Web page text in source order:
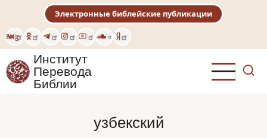
основному
содержанию
Eng
Электронные библейские публикации
Институт
Перевода
Библии
узбекский